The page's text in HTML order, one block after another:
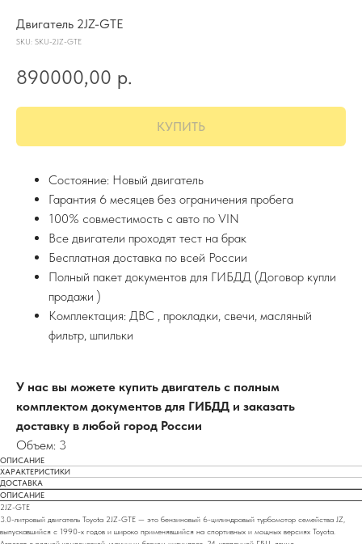
Двигатель 2JZ-GTE
SKU: SKU-2JZ-GTE
890000,00 р.
КУПИТЬ
Состояние: Новый двигатель
Гарантия 6 месяцев без ограничения пробега
100% совместимость с авто по VIN
Все двигатели проходят тест на брак
Бесплатная доставка по всей России
Полный пакет документов для ГИБДД (Договор купли
продажи )
Комплектация: ДВС , прокладки, свечи, масляный
фильтр, шпильки
У нас вы можете купить двигатель с полным
комплектом документов для ГИБДД и заказать
доставку в любой город России
Объем: 3
ОПИСАНИЕ
ХАРАКТЕРИСТИКИ
ДОСТАВКА
ОПИСАНИЕ
2JZ-GTE
3.0-литровый двигатель Toyota 2JZ-GTE — это бензиновый 6-цилиндровый турбомотор семейства JZ,
выпускавшийся с 1990-х годов и широко применявшийся на спортивных и мощных версиях Toyota.